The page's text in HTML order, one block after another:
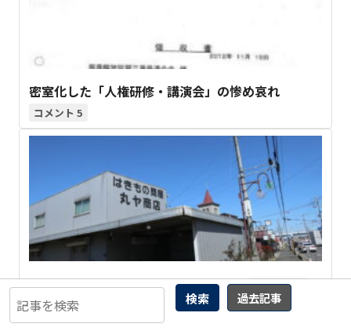
検索 過去記事
密室化した「人権研修・講演会」の惨め哀れ
5
曲輪クエスト(306) 入間市 宮寺 二本木